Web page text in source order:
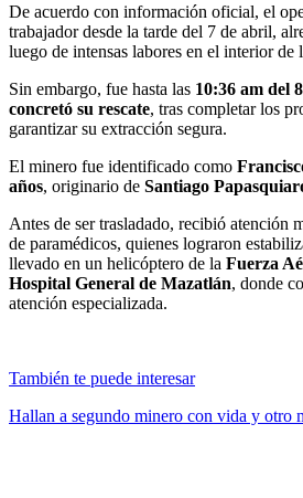
De acuerdo con información oficial, el
trabajador desde la tarde del 7 de abril,
luego de intensas labores en el interior de
Sin embargo, fue hasta las 10:36 am del
concretó su rescate, tras completar los
garantizar su extracción segura.
El minero fue identificado como
años, originario de Santiago
Antes de ser trasladado, recibió atención
de paramédicos, quienes lograron
llevado en un helicóptero de la Fuerza
Hospital General de Mazatlán, donde
atención especializada.
También te puede interesar
Hallan a segundo minero con vida y otro